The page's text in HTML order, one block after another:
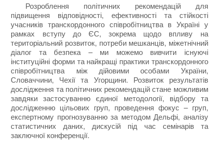
Розроблення політичних рекомендацій для
підвищення відповідності, ефективності та стійкості
учасників транскордонного співробітництва в Україні у
рамках вступу до ЄС, зокрема щодо впливу на
територіальний розвиток, потреби мешканців, міжетнічний
діалог та безпека – ми можемо вивчити існуючі
інституційні форми та найкращі практики транскордонного
співробітництва між дійовими особами України,
Словаччини, Чехії та Угорщини. Розвиток результатів
дослідження та політичних рекомендацій стане можливим
завдяки застосуванню єдиної методології, відбору та
дослідженню цільових груп, проведення фокус – груп,
експертному прогнозуванню за методом Дельфі, аналізу
статистичних даних, дискусій під час семінарів та
заключної конференції.